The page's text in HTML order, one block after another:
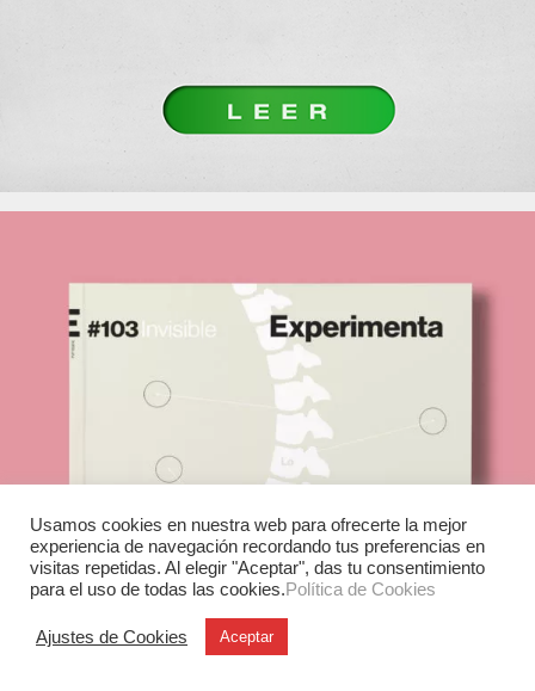
Usamos cookies en nuestra web para ofrecerte la mejor
experiencia de navegación recordando tus preferencias en
visitas repetidas. Al elegir "Aceptar", das tu consentimiento
para el uso de todas las cookies.Política de Cookies
Ajustes de Cookies Aceptar